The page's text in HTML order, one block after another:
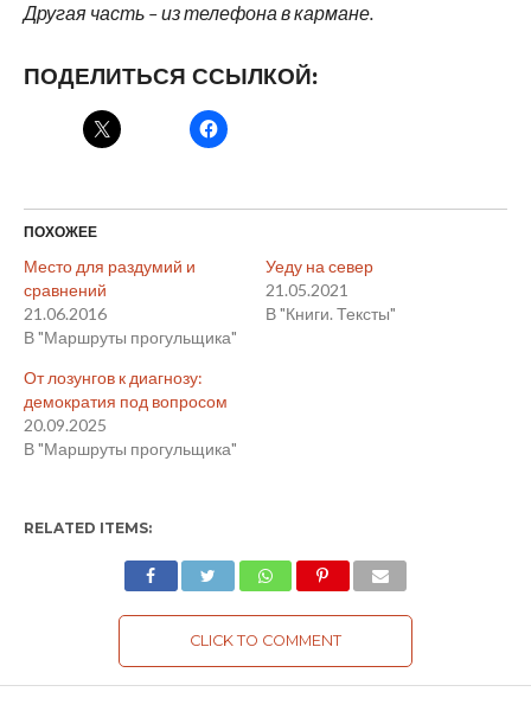
Другая часть – из телефона в кармане.
ПОДЕЛИТЬСЯ ССЫЛКОЙ:
ПОХОЖЕЕ
Место для раздумий и
сравнений
21.06.2016
В "Маршруты прогульщика"
Уеду на север
21.05.2021
В "Книги. Тексты"
От лозунгов к диагнозу:
демократия под вопросом
20.09.2025
В "Маршруты прогульщика"
RELATED ITEMS:
CLICK TO COMMENT